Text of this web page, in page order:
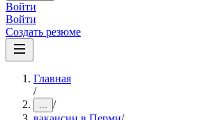
Войти
Войти
Создать резюме
Главная
/
... /